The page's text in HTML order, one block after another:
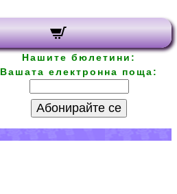
Нашите бюлетини:
Вашата електронна поща:
Абонирайте се